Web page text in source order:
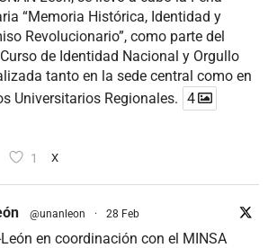
“Memoria Histórica, Identidad y
Revolucionario”, como parte del
de Identidad Nacional y Orgullo
tanto en la sede central como en
Universitarios Regionales. 4
1 X
@unanleon · 28 Feb
León en coordinación con el MINSA